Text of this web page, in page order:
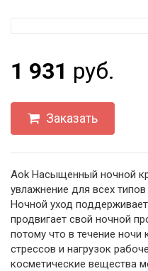
1 931 руб.
Заказать
Aok Насыщенный ночной
увлажнение для всех
Ночной уход
продвигает свой ночной
потому что в течение ночи
стрессов и нагрузок
косметические вещества